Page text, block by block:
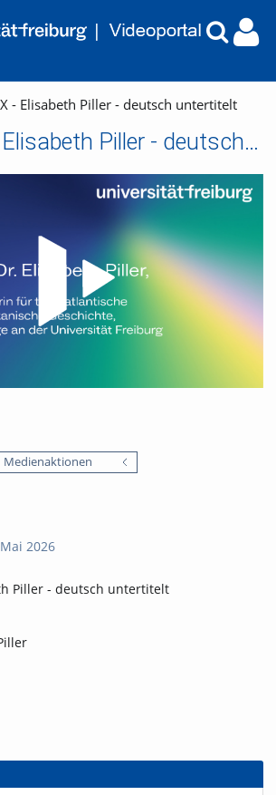
- Elisabeth Piller - deutsch untertitelt
ZEIT für X - Elisabeth Piller - deutsch untertitelt
Medienaktionen
2026
Piller - deutsch untertitelt